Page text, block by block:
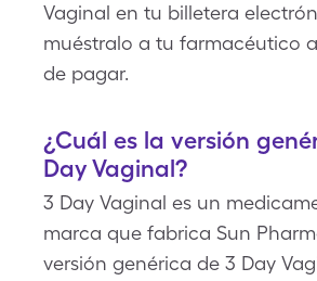
Vaginal en tu billetera
muéstralo a tu farmacéutico
de pagar.
¿Cuál es la versión
Day Vaginal?
3 Day Vaginal es un
marca que fabrica Sun
versión genérica de 3 Day